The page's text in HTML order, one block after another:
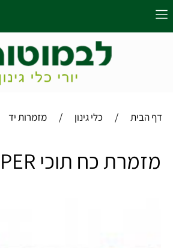
דף הבית / כלי גינון / מזמרות יד
מזמרת כח תוכי JASPER